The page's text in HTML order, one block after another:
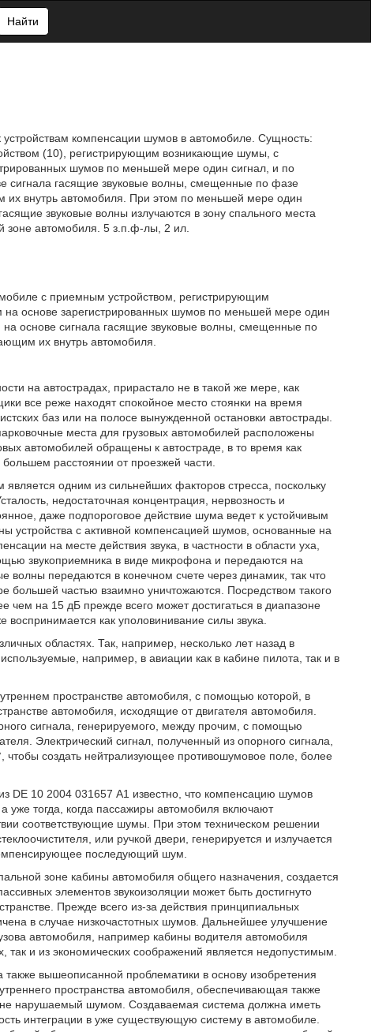
Найти
компенсации шумов в автомобиле. Сущность:
(10), регистрирующим возникающие шумы, с
шумов по меньшей мере один сигнал, и по
гасящие звуковые волны, смещенные по фазе
их внутрь автомобиля. При этом по меньшей мере один
звуковые волны излучаются в зону спального места
зоне автомобиля. 5 з.п.ф-лы, 2 ил.
с приемным устройством, регистрирующим
основе зарегистрированных шумов по меньшей мере один
основе сигнала гасящие звуковые волны, смещенные по
их внутрь автомобиля.
на автострадах, прирастало не в такой же мере, как
все реже находят спокойное место стоянки на время
баз или на полосе вынужденной остановки автострады.
места для грузовых автомобилей расположены
автомобилей обращены к автостраде, в то время как
расстоянии от проезжей части.
одним из сильнейших факторов стресса, поскольку
недостаточная концентрация, нервозность и
даже подпороговое действие шума ведет к устойчивым
устройства с активной компенсацией шумов, основанные на
на месте действия звука, в частности в области уха,
звукоприемника в виде микрофона и передаются на
передаются в конечном счете через динамик, так что
частью взаимно уничтожаются. Посредством такого
чем на 15 дБ прежде всего может достигаться в диапазоне
как уполовинивание силы звука.
областях. Так, например, несколько лет назад в
например, в авиации как в кабине пилота, так и в
пространстве автомобиля, с помощью которой, в
автомобиля, исходящие от двигателя автомобиля.
сигнала, генерируемого, между прочим, с помощью
Электрический сигнал, полученный из опорного сигнала,
чтобы создать нейтрализующее противошумовое поле, более
DE 10 2004 031657 А1 известно, что компенсацию шумов
уже тогда, когда пассажиры автомобиля включают
соответствующие шумы. При этом техническом решении
или ручкой двери, генерируется и излучается
последующий шум.
зоне кабины автомобиля общего назначения, создается
элементов звукоизоляции может быть достигнуто
Прежде всего из-за действия принципиальных
в случае низкочастотных шумов. Дальнейшее улучшение
автомобиля, например кабины водителя автомобиля
так и из экономических соображений является недопустимым.
вышеописанной проблематики в основу изобретения
пространства автомобиля, обеспечивающая также
нарушаемый шумом. Создаваемая система должна иметь
интеграции в уже существующую систему в автомобиле.